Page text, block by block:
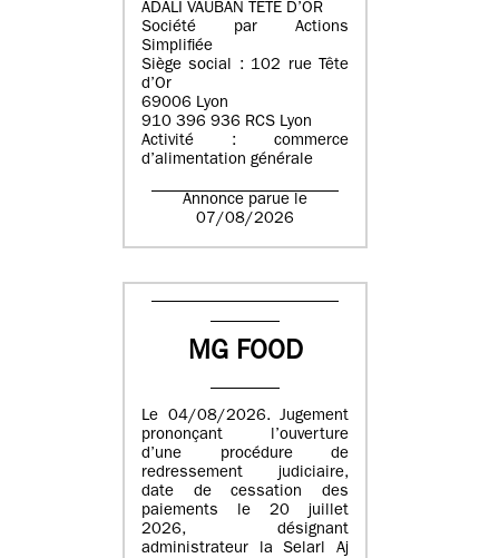
ADALI VAUBAN TETE D’OR
Société par Actions
Simplifiée
Siège social : 102 rue Tête
d’Or
69006 Lyon
910 396 936 RCS Lyon
Activité : commerce
d’alimentation générale
Annonce parue le
07/08/2026
MG FOOD
Le 04/08/2026. Jugement
prononçant l’ouverture
d’une procédure de
redressement judiciaire,
date de cessation des
paiements le 20 juillet
2026, désignant
administrateur la Selarl Aj